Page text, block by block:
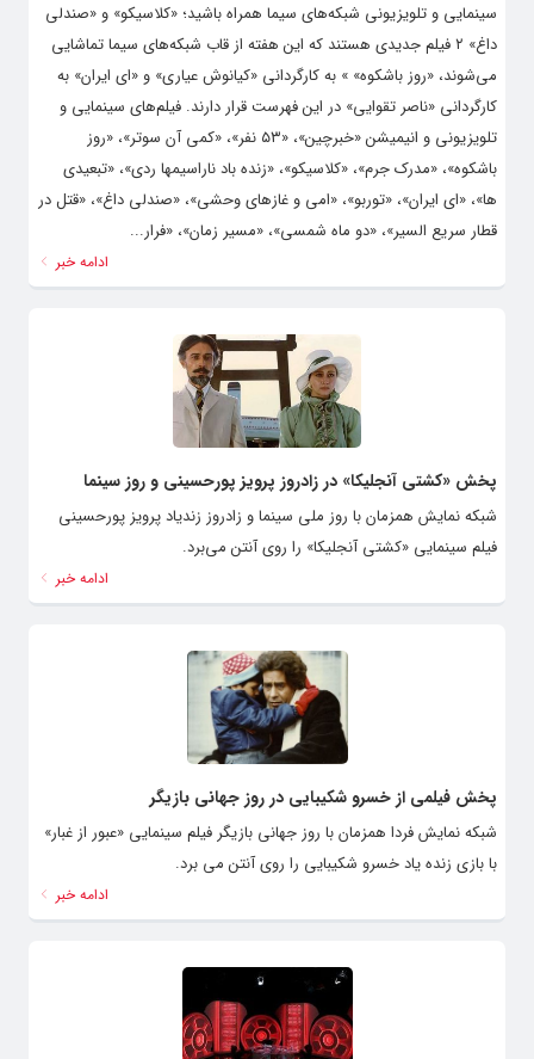
سینمایی و تلویزیونی شبکه‌های سیما همراه باشید؛ «کلاسیکو» و «صندلی
داغ» ۲ فیلم جدیدی هستند که این هفته از قاب شبکه‌های سیما تماشایی
می‌شوند، «روز باشکوه» » به کارگردانی «کیانوش عیاری» و «ای ایران» به
کارگردانی «ناصر تقوایی» در این فهرست قرار دارند. فیلم‌های سینمایی و
تلویزیونی و انیمیشن «خبرچین»، «۵۳ نفر»، «کمی آن سوتر»، «روز
باشکوه»، «مدرک جرم»، «کلاسیکو»، «زنده باد ناراسیمها ردی»، «تبعیدی
ها»، «ای ایران»، «توربو»، «امی و غازهای وحشی»، «صندلی داغ»، «قتل در
قطار سریع السیر»، «دو ماه شمسی»، «مسیر زمان»، «فرار...
ادامه خبر
پخش «کشتی آنجلیکا» در زادروز پرویز پورحسینی و روز سینما
شبکه نمایش همزمان با روز ملی سینما و زادروز زندیاد پرویز پورحسینی
فیلم سینمایی «کشتی آنجلیکا» را روی آنتن می‌برد.
ادامه خبر
پخش فیلمی از خسرو شکیبایی در روز جهانی بازیگر
شبکه نمایش فردا همزمان با روز جهانی بازیگر فیلم سینمایی «عبور از غبار»
با بازی زنده یاد خسرو شکیبایی را روی آنتن می برد.
ادامه خبر